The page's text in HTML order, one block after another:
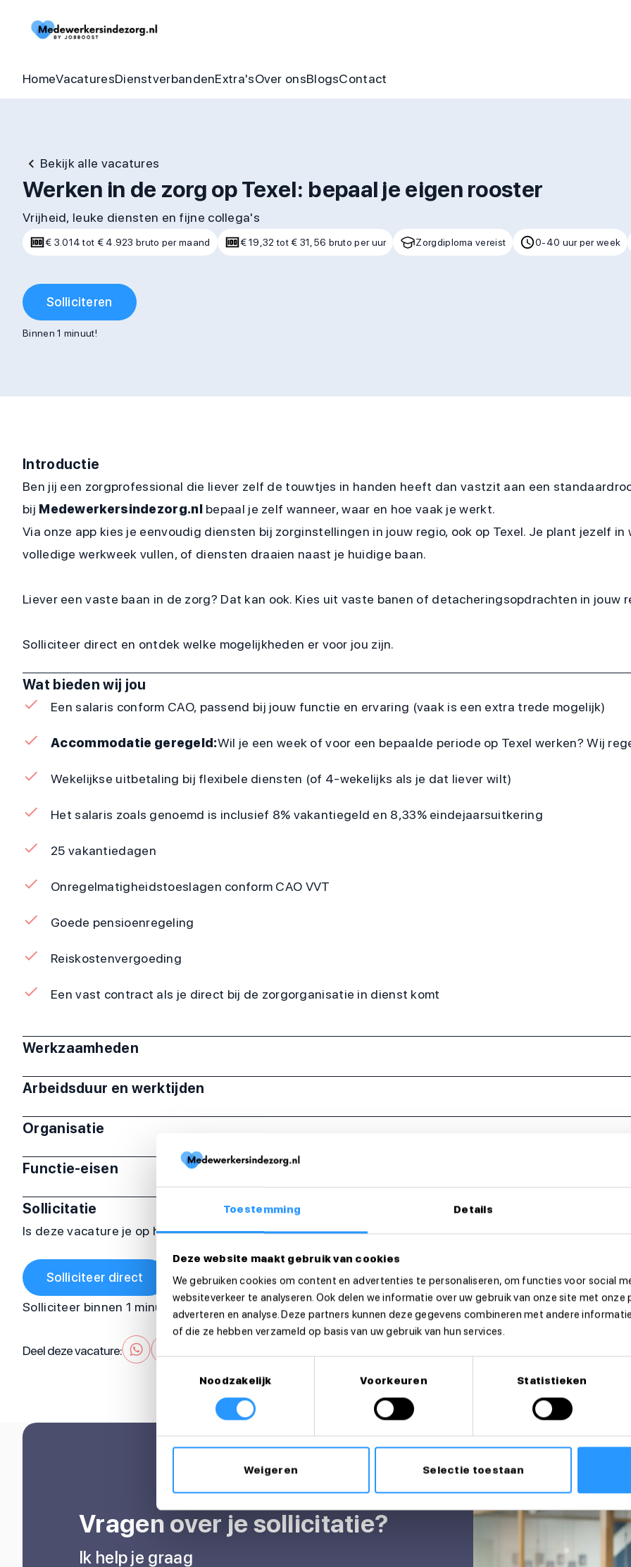
Toestemming Details
Deze website maakt gebruik van cookies
We gebruiken cookies om content en advertenties te personaliseren, om functies voor social
websiteverkeer te analyseren. Ook delen we informatie over uw gebruik van onze site met
adverteren en analyse. Deze partners kunnen deze gegevens combineren met andere
of die ze hebben verzameld op basis van uw gebruik van hun services.
Toestemmingsselectie
Noodzakelijk
Voorkeuren Statistieken
Weigeren Selectie toestaan
HomeVacatures
Begeleider vacatures
Thuishulp vacatures
Dienstverbanden
Detachering
In dienst zorgorganisatie
Extra's
Aandraagbonus
Over ons
Trainingen & cursussen
BlogsContact
Bekijk alle vacatures
Werken in de zorg op Texel: bepaal je eigen rooster
Vrijheid, leuke diensten en fijne collega's
€ 3.014 tot € 4.923 bruto per maand € 19,32 tot € 31,56 bruto per uur Zorgdiploma vereist 0-40 uur per week
Solliciteren
Binnen 1 minuut!
Introductie
Ben jij een zorgprofessional die liever zelf de touwtjes in handen heeft dan vastzit aan een
bij Medewerkersindezorg.nlbepaal je zelf wanneer, waar en hoe vaak je werkt.
Via onze app kies je eenvoudig diensten bij zorginstellingen in jouw regio, ook op Texel. Je plant jezelf
volledige werkweek vullen, of diensten draaien naast je huidige baan.
Liever een vaste baan in de zorg? Dat kan ook. Kies uit vaste banen of detacheringsopdrachten in jouw
Solliciteer direct en ontdek welke mogelijkheden er voor jou zijn.
Wat bieden wij jou
Een salaris conform CAO, passend bij jouw functie en ervaring (vaak is een extra trede mogelijk)
Accommodatie geregeld:Wil je een week of voor een bepaalde periode op Texel werken? Wij
Wekelijkse uitbetaling bij flexibele diensten (of 4-wekelijks als je dat liever wilt)
Het salaris zoals genoemd is inclusief 8% vakantiegeld en 8,33% eindejaarsuitkering
25 vakantiedagen
Onregelmatigheidstoeslagen conform CAO VVT
Goede pensioenregeling
Reiskostenvergoeding
Een vast contract als je direct bij de zorgorganisatie in dienst komt
Werkzaamheden
Arbeidsduur en werktijden
Organisatie
Functie-eisen
Sollicitatie
Is deze vacature je op het lijf geschreven? Solliciteer dan direct!
Solliciteer direct
Solliciteer binnen 1 minuut
Deel deze vacature:
Vragen over je sollicitatie?
Ik help je graag